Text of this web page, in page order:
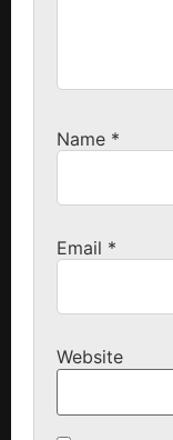
Name *
Email *
Website